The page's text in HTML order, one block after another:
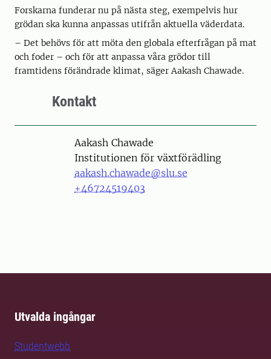
Forskarna funderar nu på nästa steg, exempelvis hur
grödan ska kunna anpassas utifrån aktuella väderdata.
– Det behövs för att möta den globala efterfrågan på mat
och foder – och för att anpassa våra grödor till
framtidens förändrade klimat, säger Aakash Chawade.
Kontakt
PersonAakash Chawade
Institutionen för växtförädling
aakash.chawade@slu.se
+46724519403
Utvalda ingångar
Studentwebb